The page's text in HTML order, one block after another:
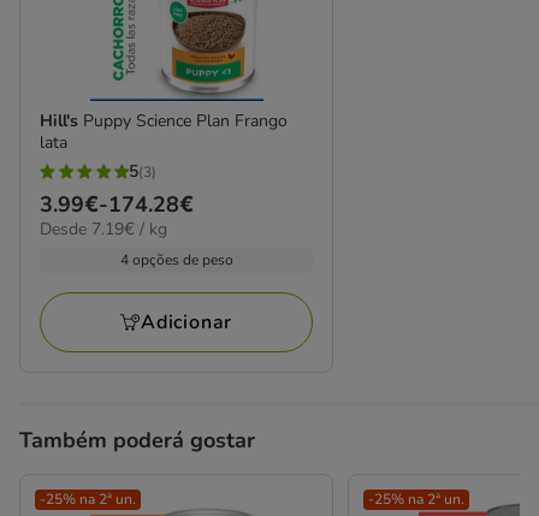
Hill's Puppy Science Plan Frango
lata
5
estrelas
com
avaliações
5(3)
Preço
de
174.28€
3.99€-174.28€
7.19€
Desde 7.19€ / kg
4 opções de peso
Adicionar
Também poderá gostar
-25% na 2ª un. -25% na 2ª un.